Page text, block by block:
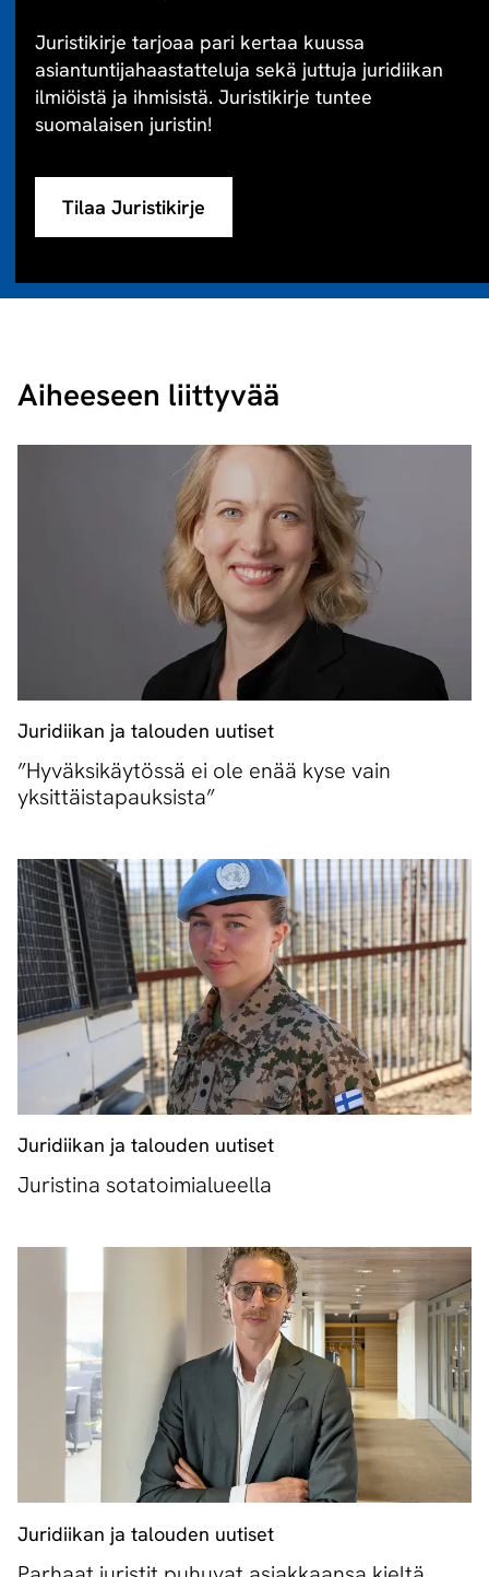
Juristikirje tarjoaa pari kertaa kuussa
asiantuntijahaastatteluja sekä juttuja juridiikan
ilmiöistä ja ihmisistä. Juristikirje tuntee
suomalaisen juristin!
Tilaa Juristikirje
Aiheeseen liittyvää
Juridiikan ja talouden uutiset
”Hyväksikäytössä ei ole enää kyse vain
yksittäistapauksista”
Juridiikan ja talouden uutiset
Juristina sotatoimialueella
Juridiikan ja talouden uutiset